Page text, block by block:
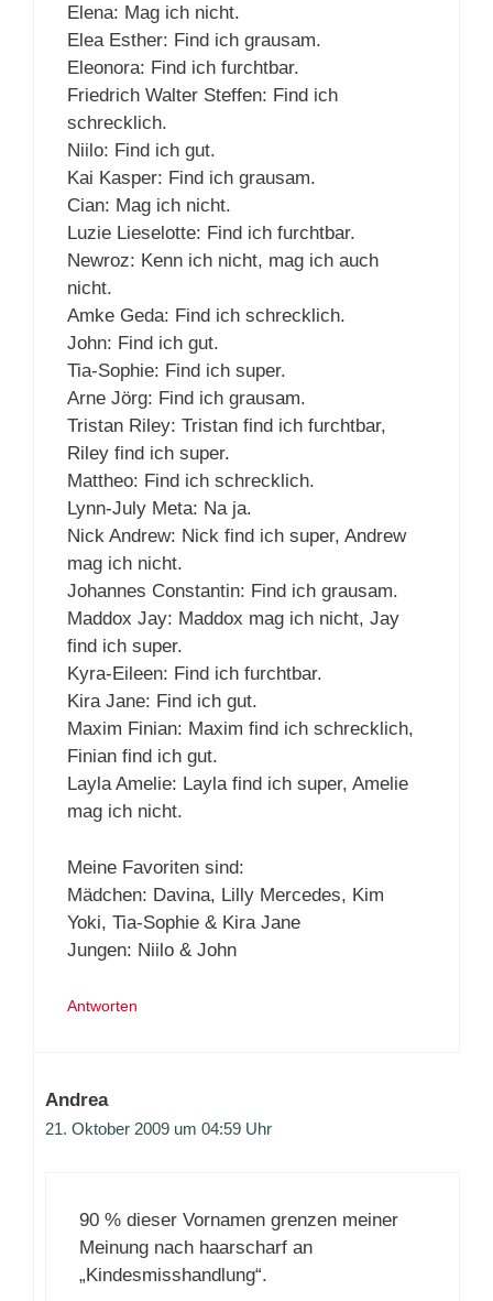
Elena: Mag ich nicht.
Elea Esther: Find ich grausam.
Eleonora: Find ich furchtbar.
Friedrich Walter Steffen: Find ich
schrecklich.
Niilo: Find ich gut.
Kai Kasper: Find ich grausam.
Cian: Mag ich nicht.
Luzie Lieselotte: Find ich furchtbar.
Newroz: Kenn ich nicht, mag ich auch
nicht.
Amke Geda: Find ich schrecklich.
John: Find ich gut.
Tia-Sophie: Find ich super.
Arne Jörg: Find ich grausam.
Tristan Riley: Tristan find ich furchtbar,
Riley find ich super.
Mattheo: Find ich schrecklich.
Lynn-July Meta: Na ja.
Nick Andrew: Nick find ich super, Andrew
mag ich nicht.
Johannes Constantin: Find ich grausam.
Maddox Jay: Maddox mag ich nicht, Jay
find ich super.
Kyra-Eileen: Find ich furchtbar.
Kira Jane: Find ich gut.
Maxim Finian: Maxim find ich schrecklich,
Finian find ich gut.
Layla Amelie: Layla find ich super, Amelie
mag ich nicht.
Meine Favoriten sind:
Mädchen: Davina, Lilly Mercedes, Kim
Yoki, Tia-Sophie & Kira Jane
Jungen: Niilo & John
Antworten
Andrea
21. Oktober 2009 um 04:59 Uhr
90 % dieser Vornamen grenzen meiner
Meinung nach haarscharf an
„Kindesmisshandlung“.